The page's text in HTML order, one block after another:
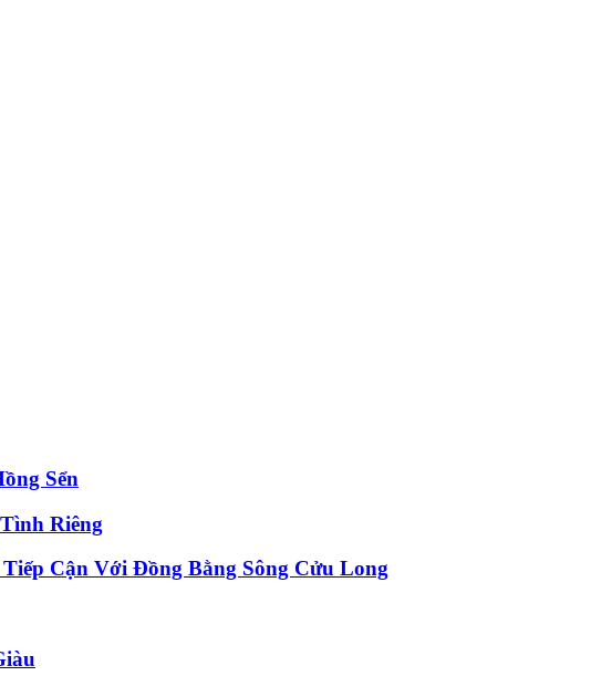
Sển
Riêng
Cận Với Đồng Bằng Sông Cửu Long